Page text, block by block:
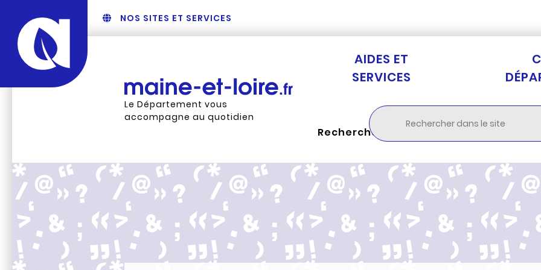
NOS SITES ET SERVICES
Le Département vous
accompagne au quotidien
AIDES ET
SERVICES
Rechercher